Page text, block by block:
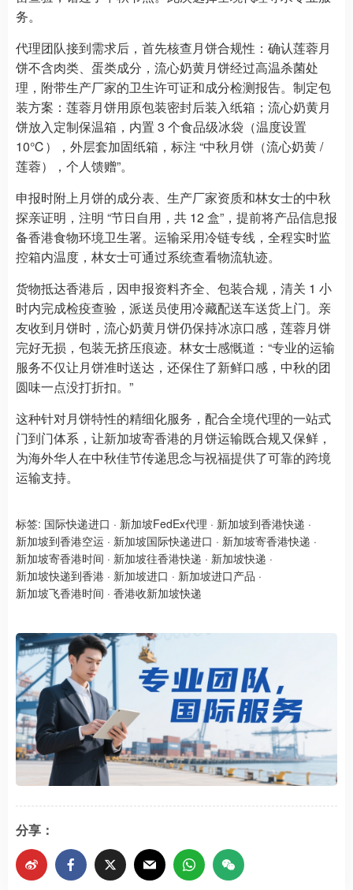
务。
代理团队接到需求后，首先核查月饼合规性：确认莲蓉月
饼不含肉类、蛋类成分，流心奶黄月饼经过高温杀菌处
理，附带生产厂家的卫生许可证和成分检测报告。制定包
装方案：莲蓉月饼用原包装密封后装入纸箱；流心奶黄月
饼放入定制保温箱，内置 3 个食品级冰袋（温度设置
10℃），外层套加固纸箱，标注 “中秋月饼（流心奶黄 /
莲蓉），个人馈赠”。
申报时附上月饼的成分表、生产厂家资质和林女士的中秋
探亲证明，注明 “节日自用，共 12 盒”，提前将产品信息报
备香港食物环境卫生署。运输采用冷链专线，全程实时监
控箱内温度，林女士可通过系统查看物流轨迹。
货物抵达香港后，因申报资料齐全、包装合规，清关 1 小
时内完成检疫查验，派送员使用冷藏配送车送货上门。亲
友收到月饼时，流心奶黄月饼仍保持冰凉口感，莲蓉月饼
完好无损，包装无挤压痕迹。林女士感慨道：“专业的运输
服务不仅让月饼准时送达，还保住了新鲜口感，中秋的团
圆味一点没打折扣。”
这种针对月饼特性的精细化服务，配合全境代理的一站式
门到门体系，让新加坡寄香港的月饼运输既合规又保鲜，
为海外华人在中秋佳节传递思念与祝福提供了可靠的跨境
运输支持。
标签: 国际快递进口 · 新加坡FedEx代理 · 新加坡到香港快递 ·
新加坡到香港空运 · 新加坡国际快递进口 · 新加坡寄香港快递 ·
新加坡寄香港时间 · 新加坡往香港快递 · 新加坡快递 ·
新加坡快递到香港 · 新加坡进口 · 新加坡进口产品 ·
新加坡飞香港时间 · 香港收新加坡快递
分享：